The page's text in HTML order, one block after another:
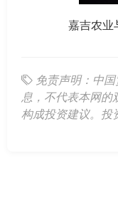
嘉吉农业
免责声明：中
息，不代表本网的
构成投资建议。投